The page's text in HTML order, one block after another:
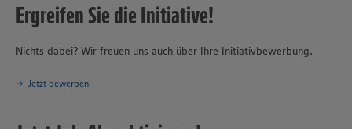
Ergreifen Sie die Initiative!
Nichts dabei? Wir freuen uns auch über Ihre Initiativbewerbung.
Jetzt bewerben